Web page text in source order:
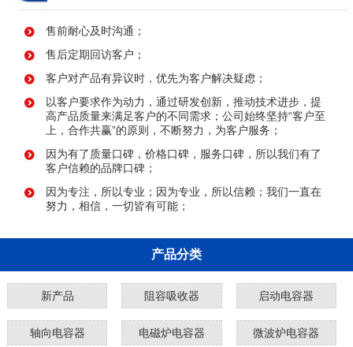
售前耐心及时沟通；
售后定期回访客户；
客户对产品有异议时，优先为客户解决疑虑；
以客户要求作为动力，通过研发创新，推动技术进步，提
高产品质量来满足客户的不同需求；公司始终坚持“客户至
上，合作共赢”的原则，不断努力，为客户服务；
因为有了质量口碑，价格口碑，服务口碑，所以我们有了
客户信赖的品牌口碑；
因为专注，所以专业；因为专业，所以信赖；我们一直在
努力，相信，一切皆有可能；
产品分类
新产品 阻容吸收器 启动电容器
轴向电容器 电磁炉电容器 微波炉电容器